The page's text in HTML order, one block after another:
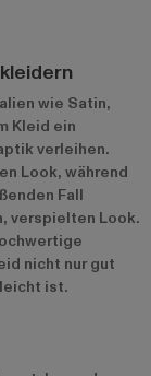
wie Satin,
Kleid ein
verleihen.
Look, während
Fall
verspielten Look.
nicht nur gut
ist.